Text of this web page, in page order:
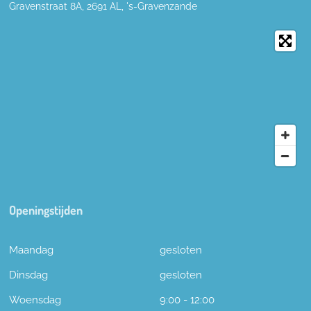
Gravenstraat 8A, 2691 AL, 's-Gravenzande
Openingstijden
Maandag
gesloten
Dinsdag
gesloten
Woensdag
9:00 - 12:00